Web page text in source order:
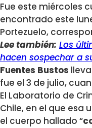
Fue este miércoles
encontrado este
Portezuelo,
Lee también: Los
hacen sospechar a
Fuentes Bustos
fue el 3 de julio,
El Laboratorio de
Chile, en el que esa
el cuerpo hallado “